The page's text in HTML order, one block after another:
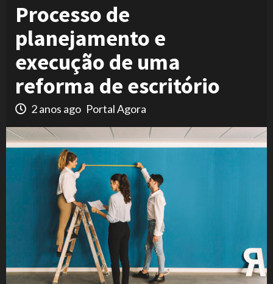
Processo de
planejamento e
execução de uma
reforma de escritório
2 anos ago Portal Agora